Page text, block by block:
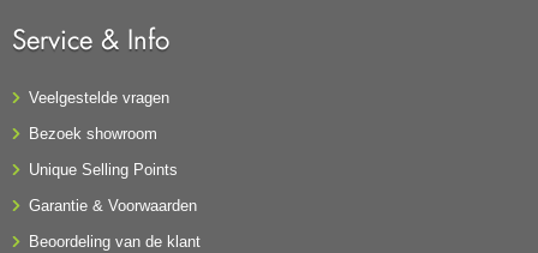
Service & Info
Veelgestelde vragen
Bezoek showroom
Unique Selling Points
Garantie & Voorwaarden
Beoordeling van de klant